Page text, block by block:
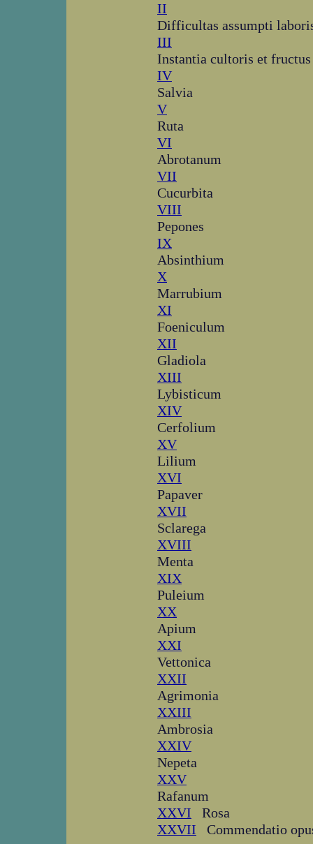
II
Difficultas assumpti
III
Instantia cultoris et
IV
Salvia
V
Ruta
VI
Abrotanum
VII
Cucurbita
VIII
Pepones
IX
Absinthium
X
Marrubium
XI
Foeniculum
XII
Gladiola
XIII
Lybisticum
XIV
Cerfolium
XV
Lilium
XVI
Papaver
XVII
Sclarega
XVIII
Menta
XIX
Puleium
XX
Apium
XXI
Vettonica
XXII
Agrimonia
XXIII
Ambrosia
XXIV
Nepeta
XXV
Rafanum
XXVI Rosa
XXVII Commendatio